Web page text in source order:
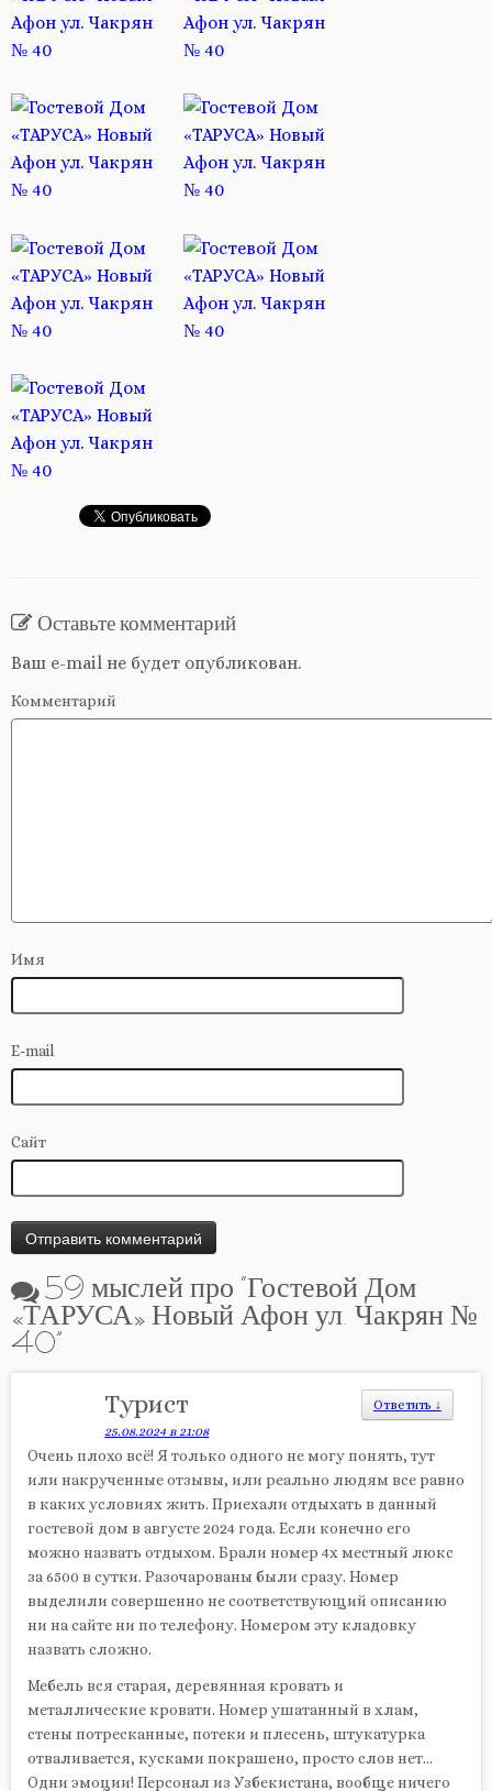
Оставьте комментарий
Ваш e-mail не будет опубликован.
Комментарий
Имя
E-mail
Сайт
59 мыслей про “Гостевой Дом
«ТАРУСА» Новый Афон ул. Чакрян №
40”
Ответить ↓
Турист
25.08.2024 в 21:08
Очень плохо всё! Я только одного не могу понять, тут
или накрученные отзывы, или реально людям все равно
в каких условиях жить. Приехали отдыхать в данный
гостевой дом в августе 2024 года. Если конечно его
можно назвать отдыхом. Брали номер 4х местный люкс
за 6500 в сутки. Разочарованы были сразу. Номер
выделили совершенно не соответствующий описанию
ни на сайте ни по телефону. Номером эту кладовку
назвать сложно.
Мебель вся старая, деревянная кровать и
металлические кровати. Номер ушатанный в хлам,
стены потресканные, потеки и плесень, штукатурка
отваливается, кусками покрашено, просто слов нет…
Одни эмоции! Персонал из Узбекистана, вообще ничего